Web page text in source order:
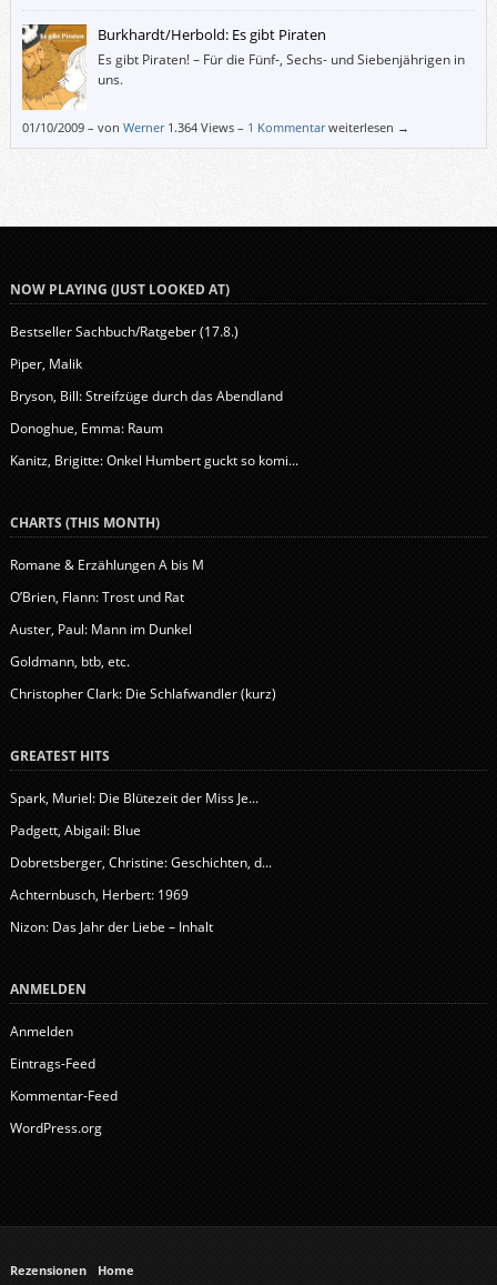
Burkhardt/Herbold: Es gibt Piraten
Es gibt Piraten! – Für die Fünf-, Sechs- und Siebenjährigen in
uns.
01/10/2009– von Werner 1.364 Views – 1 Kommentar weiterlesen →
NOW PLAYING (JUST LOOKED AT)
Bestseller Sachbuch/Ratgeber (17.8.)
Piper, Malik
Bryson, Bill: Streifzüge durch das Abendland
Donoghue, Emma: Raum
Kanitz, Brigitte: Onkel Humbert guckt so komi...
CHARTS (THIS MONTH)
Romane & Erzählungen A bis M
O’Brien, Flann: Trost und Rat
Auster, Paul: Mann im Dunkel
Goldmann, btb, etc.
Christopher Clark: Die Schlafwandler (kurz)
GREATEST HITS
Spark, Muriel: Die Blütezeit der Miss Je...
Padgett, Abigail: Blue
Dobretsberger, Christine: Geschichten, d...
Achternbusch, Herbert: 1969
Nizon: Das Jahr der Liebe – Inhalt
ANMELDEN
Anmelden
Eintrags-Feed
Kommentar-Feed
WordPress.org
Rezensionen Home